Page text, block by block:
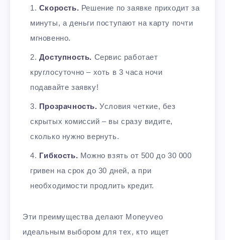
Скорость. Решение по заявке приходит за
минуты, а деньги поступают на карту почти
мгновенно.
Доступность. Сервис работает
круглосуточно – хоть в 3 часа ночи
подавайте заявку!
Прозрачность. Условия четкие, без
скрытых комиссий – вы сразу видите,
сколько нужно вернуть.
Гибкость. Можно взять от 500 до 30 000
гривен на срок до 30 дней, а при
необходимости продлить кредит.
Эти преимущества делают Moneyveo
идеальным выбором для тех, кто ищет